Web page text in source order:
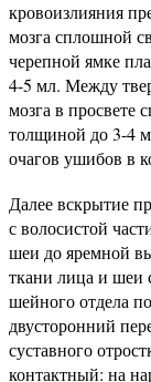
кровоизлияния
мозга сплошной
черепной ямке
4-5 мл. Между
мозга в просвете
толщиной до 3-4
очагов ушибов в
Далее вскрытие
с волосистой
шеи до яремной
ткани лица и шеи
шейного отдела
двусторонний
суставного
контактный: на